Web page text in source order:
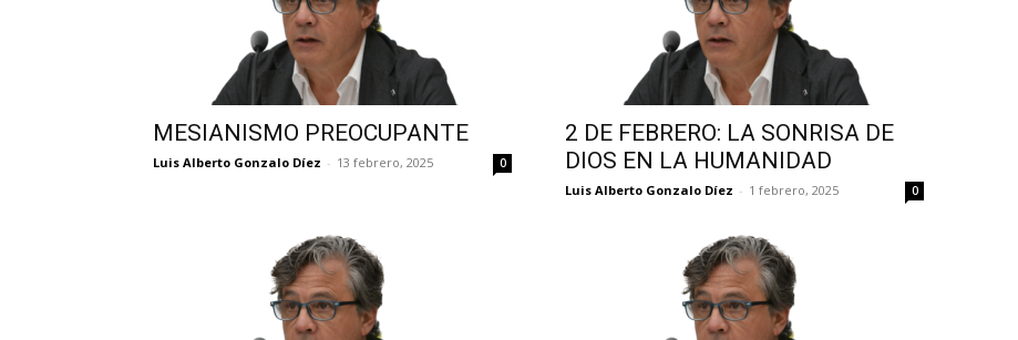
MESIANISMO PREOCUPANTE
Luis Alberto Gonzalo Díez - 13 febrero, 2025 0
2 DE FEBRERO: LA SONRISA DE
DIOS EN LA HUMANIDAD
Luis Alberto Gonzalo Díez - 1 febrero, 2025 0